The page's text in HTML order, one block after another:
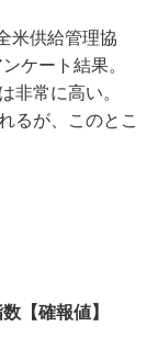
米供給管理協
ケート結果。
非常に高い。
るが、このとこ
【確報値】